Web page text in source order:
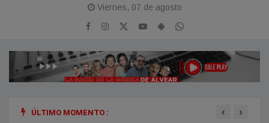
Viernes, 07 de agosto
ÚLTIMO MOMENTO : ‹ ›